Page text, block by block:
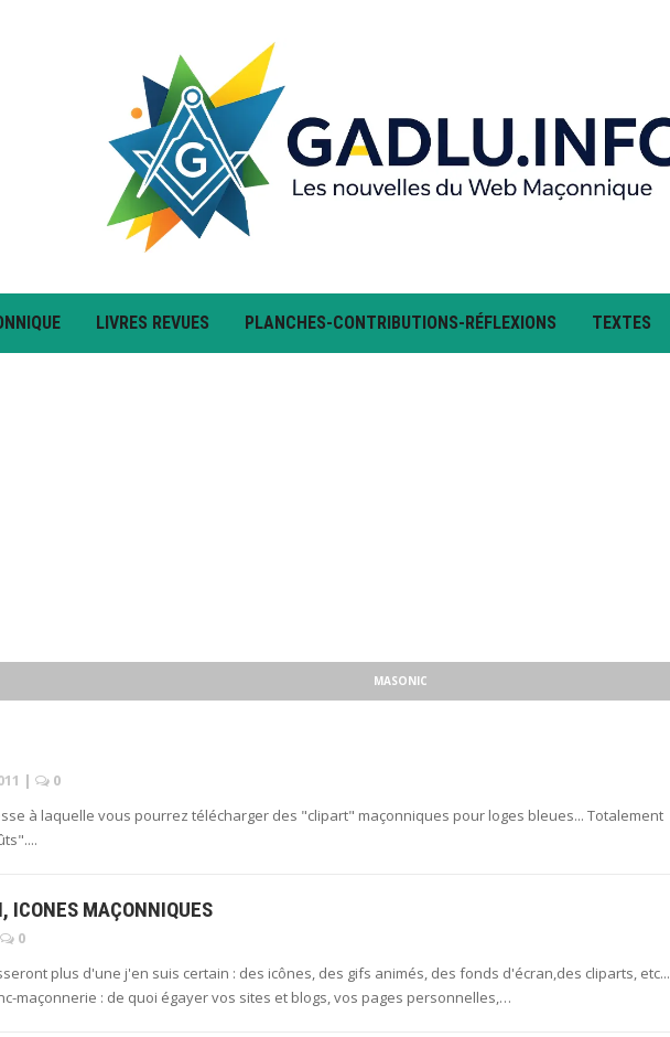
LIVRES REVUES PLANCHES-CONTRIBUTIONS-RÉFLEXIONS TEXTES
MASONIC
|
0
à laquelle vous pourrez télécharger des "clipart" maçonniques pour loges bleues... Totalement
ICONES MAÇONNIQUES
0
plus d'une j'en suis certain : des icônes, des gifs animés, des fonds d'écran,des cliparts, etc...
maçonnerie : de quoi égayer vos sites et blogs, vos pages personnelles,…